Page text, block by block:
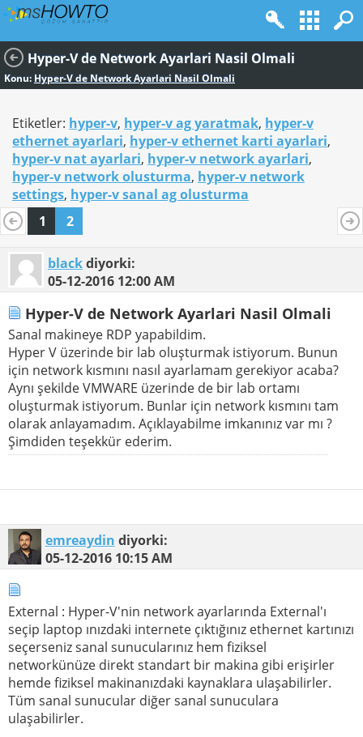
Hyper-V de Network Ayarlari Nasil Olmali
Konu: Hyper-V de Network Ayarlari Nasil Olmali
Etiketler: hyper-v, hyper-v ag yaratmak, hyper-v
ethernet ayarlari, hyper-v ethernet karti ayarlari,
hyper-v nat ayarlari, hyper-v network ayarlari,
hyper-v network olusturma, hyper-v network
settings, hyper-v sanal ag olusturma
1
2
blackdiyorki:
05-12-2016 12:00 AM
Hyper-V de Network Ayarlari Nasil Olmali
Sanal makineye RDP yapabildim.
Hyper V üzerinde bir lab oluşturmak istiyorum. Bunun
için network kısmını nasıl ayarlamam gerekiyor acaba?
Aynı şekilde VMWARE üzerinde de bir lab ortamı
oluşturmak istiyorum. Bunlar için network kısmını tam
olarak anlayamadım. Açıklayabilme imkanınız var mı ?
Şimdiden teşekkür ederim.
emreaydin diyorki:
05-12-2016 10:15 AM
External : Hyper-V'nin network ayarlarında External'ı
seçip laptop ınızdaki internete çıktığınız ethernet kartınızı
seçerseniz sanal sunucularınız hem fiziksel
networkünüze direkt standart bir makina gibi erişirler
hemde fiziksel makinanızdaki kaynaklara ulaşabilirler.
Tüm sanal sunucular diğer sanal sunuculara
ulaşabilirler.